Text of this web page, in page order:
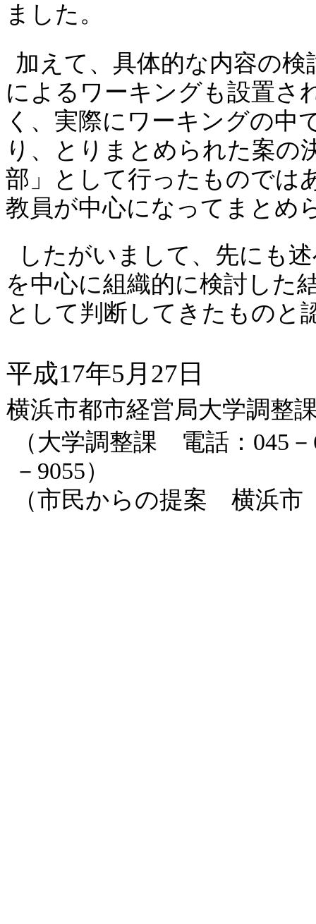
ました。
加えて、具体的な内容の
によるワーキングも設置さ
く、実際にワーキングの中
り、とりまとめられた案の
部」として行ったものでは
教員が中心になってまとめ
したがいまして、先にも
を中心に組織的に検討した
として判断してきたものと
平成17年5月27日
横浜市都市経営局大学調整
（大学調整課 電話： 045
－9055）
（市民からの提案 横浜